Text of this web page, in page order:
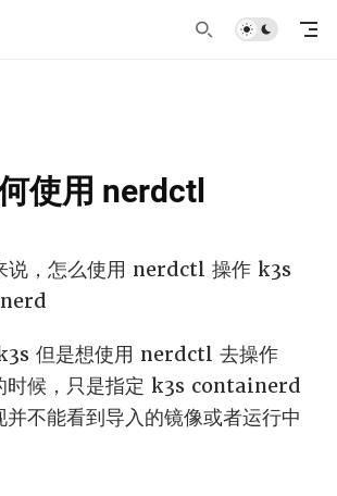
使用 nerdctl
说，怎么使用 nerdctl 操作 k3s
但是想使用 nerdctl 去操作
候，只是指定 k3s containerd
不能看到导入的镜像或者运行中